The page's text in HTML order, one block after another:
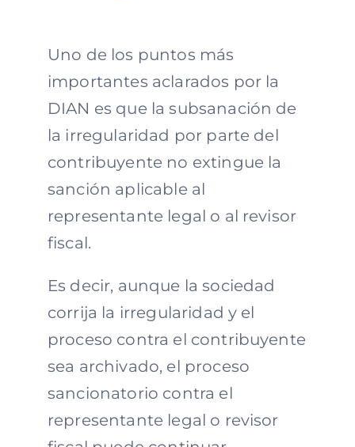
Uno de los puntos más
importantes aclarados por la
DIAN es que la subsanación de
la irregularidad por parte del
contribuyente no extingue la
sanción aplicable al
representante legal o al revisor
fiscal.
Es decir, aunque la sociedad
corrija la irregularidad y el
proceso contra el contribuyente
sea archivado, el proceso
sancionatorio contra el
representante legal o revisor